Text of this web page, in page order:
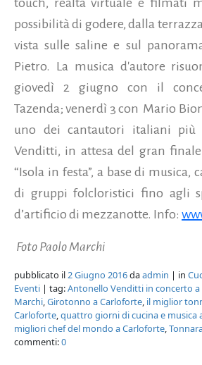
possibilità di godere, dalla
vista sulle saline e sul
Pietro. La musica d'autore
giovedì 2 giugno con il
Tazenda; venerdì 3 con Mario
uno dei cantautori italiani più
Venditti, in attesa del gran
“Isola in festa”, a base di musica,
di gruppi folcloristici fino agli
d’artificio di mezzanotte. Info:
Foto Paolo Marchi
pubblicato il2 Giugno 2016daadmin | in
Eventi | tag:Antonello Venditti in concerto
Marchi,Girotonno a Carloforte, il miglior
Carloforte,quattro giorni di cucina e musica
migliori chef del mondo a Carloforte,
commenti:0